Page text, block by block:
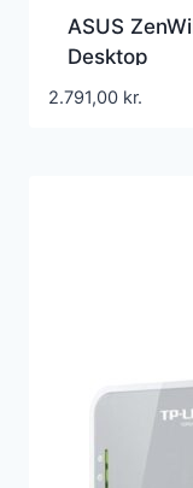
ASUS
Desktop
2.791,00 kr.